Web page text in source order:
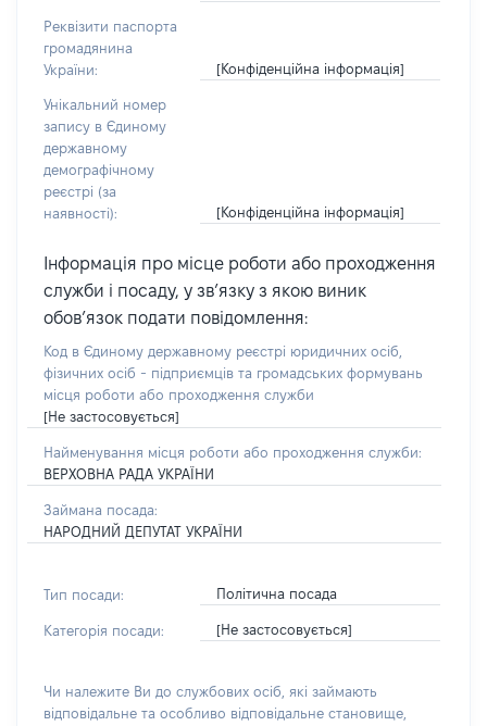
Реквізити паспорта
громадянина
України:
[Конфіденційна інформація]
Унікальний номер
запису в Єдиному
державному
демографічному
реєстрі (за
наявності):
[Конфіденційна інформація]
Інформація про місце роботи або проходження
служби і посаду, у зв’язку з якою виник
обов’язок подати повідомлення:
Код в Єдиному державному реєстрі юридичних осіб,
фізичних осіб - підприємців та громадських формувань
місця роботи або проходження служби
[Не застосовується]
Найменування місця роботи або проходження служби:
ВЕРХОВНА РАДА УКРАЇНИ
Займана посада:
НАРОДНИЙ ДЕПУТАТ УКРАЇНИ
Тип посади: Політична посада
Категорія посади: [Не застосовується]
Чи належите Ви до службових осіб, які займають
відповідальне та особливо відповідальне становище,